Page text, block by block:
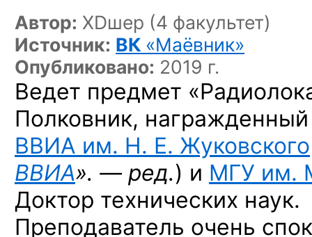
Автор: ХDшер (4 факультет)
Источник: ВК «Маёвник»
Опубликовано: 2019 г.
Ведет предмет
Полковник,
ВВИА им. Н. Е. Жуковского
ВВИА». — ред.) и МГУ им.
Доктор технических наук.
Преподаватель очень